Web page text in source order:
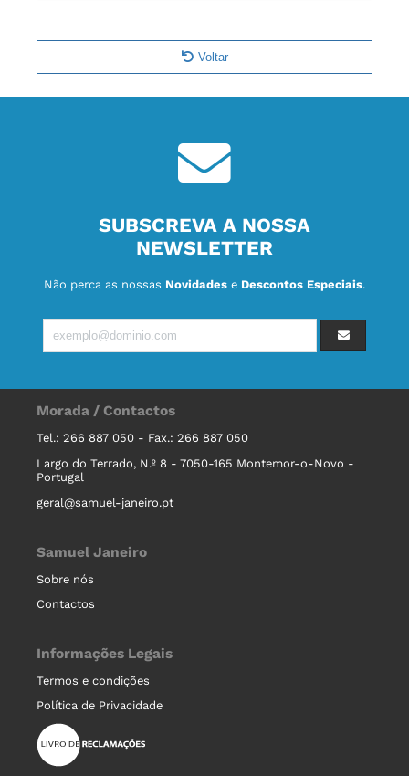
Voltar
SUBSCREVA A NOSSA
NEWSLETTER
Não perca as nossas Novidades e Descontos Especiais.
Morada / Contactos
Tel.: 266 887 050 - Fax.: 266 887 050
Largo do Terrado, N.º 8 - 7050-165 Montemor-o-Novo -
Portugal
geral@samuel-janeiro.pt
Samuel Janeiro
Sobre nós
Contactos
Informações Legais
Termos e condições
Política de Privacidade